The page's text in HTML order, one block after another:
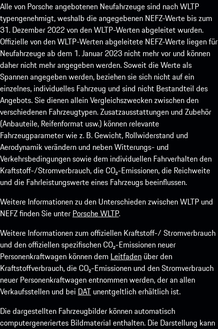
Alle von Porsche angebotenen Neufahrzeuge sind nach WLTP
typengenehmigt, weshalb die angegebenen NEFZ-Werte bis zum
31. Dezember 2022 von den WLTP-Werten abgeleitet wurden.
Offizielle von den WLTP-Werten abgeleitete NEFZ-Werte liegen für
Neufahrzeuge ab dem 1. Januar 2023 nicht mehr vor und können
daher nicht mehr angegeben werden. Soweit die Werte als
Spannen angegeben werden, beziehen sie sich nicht auf ein
einzelnes, individuelles Fahrzeug und sind nicht Bestandteil des
Angebots. Sie dienen allein Vergleichszwecken zwischen den
verschiedenen Fahrzeugtypen. Zusatzausstattungen und Zubehör
(Anbauteile, Reifenformat usw.) können relevante
Fahrzeugparameter wie z. B. Gewicht, Rollwiderstand und
Aerodynamik verändern und neben Witterungs- und
Verkehrsbedingungen sowie dem individuellen Fahrverhalten den
Kraftstoff-/Stromverbrauch, die CO₂-Emissionen, die Reichweite
und die Fahrleistungswerte eines Fahrzeugs beeinflussen.
Weitere Informationen zu den Unterschieden zwischen WLTP und
NEFZ finden Sie unter Porsche WLTP.
Weitere Informationen zum offiziellen Kraftstoff-/ Stromverbrauch
und den offiziellen spezifischen CO₂-Emissionen neuer
Personenkraftwagen können dem Leitfaden über den
Kraftstoffverbrauch, die CO₂-Emissionen und den Stromverbrauch
neuer Personenkraftwagen entnommen werden, der an allen
Verkaufsstellen und bei DAT unentgeltlich erhältlich ist.
Die dargestellten Fahrzeugbilder können automatisch
computergeneriertes Bildmaterial enthalten. Die Darstellung kann